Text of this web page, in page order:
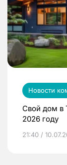
Новости
Свой дом в
2026 году
21:40 /